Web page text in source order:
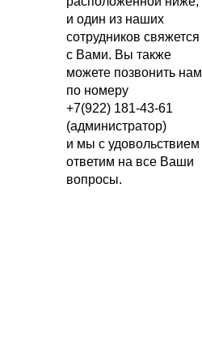
и один из наших
сотрудников свяжется
с Вами. Вы также
можете позвонить нам
по номеру
+7(922) 181-43-61
(администратор)
и мы с удовольствием
ответим на все Ваши
вопросы.